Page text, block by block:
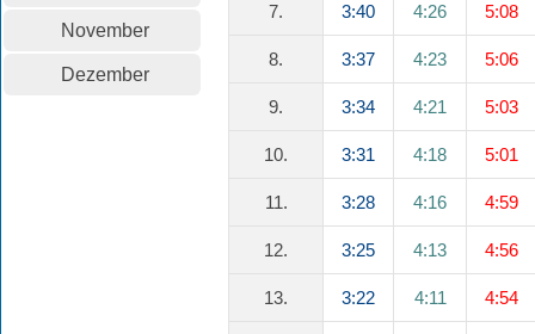
November
Dezember
7. 3:40 4:26 5:08
8. 3:37 4:23 5:06
9. 3:34 4:21 5:03
10. 3:31 4:18 5:01
11. 3:28 4:16 4:59
12. 3:25 4:13 4:56
13. 3:22 4:11 4:54